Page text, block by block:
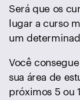
Será que os
lugar a curso
um
Você
sua área de
próximos 5 ou